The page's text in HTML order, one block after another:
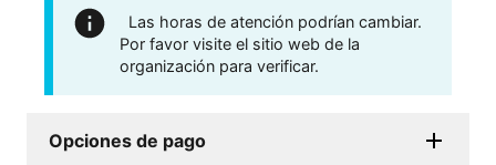
Las horas de atención podrían cambiar.
Por favor visite el sitio web de la
organización para verificar.
Opciones de pago